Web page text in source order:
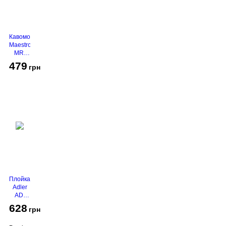
Кавомолка
Maestro
MR-
Grey
479 грн
Плойка
Adler
AD-
628 грн